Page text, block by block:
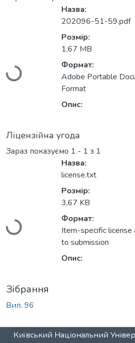
Вантажиться...
Назва:
202096-51-59.pdf
Розмір:
1,67 MB
Формат:
Adobe Portable
Format
Опис:
Ліцензійна угода
Зараз показуємо 1 - 1 з 1
Вантажиться...
Назва:
license.txt
Розмір:
3,67 KB
Формат:
Item-specific license
to submission
Опис:
Зібрання
Вип. 96
Київський Національний